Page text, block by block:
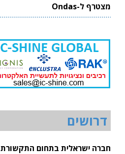
מצטרף ל-Ondas
דרושים
חברה ישראלית בתחום התקשורת